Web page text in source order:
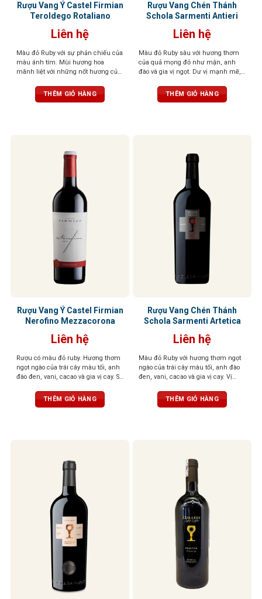
Rượu Vang Ý Castel Firmian
Teroldego Rotaliano
Liên hệ
Màu đỏ Ruby với sự phản chiếu của
màu ánh tím. Mùi hương hoa
mãnh liệt với những nốt hương của
dâu đen, quả mâm xôi
THÊM GIỎ HÀNG
Rượu Vang Chén Thánh
Schola Sarmenti Antieri
Liên hệ
Màu đỏ Ruby sâu với hương thơm
của quả mọng đỏ như mận, anh
đào và gia vị ngọt. Dư vị mạnh mẽ,
dẻo dai trên vòm miệng
THÊM GIỎ HÀNG
Rượu Vang Ý Castel Firmian
Nerofino Mezzacorona
Liên hệ
Rượu có màu đỏ ruby. Hương thơm
ngọt ngào của trái cây màu tối, anh
đào đen, vani, cacao và gia vị cay. Sự
cảm nhận tinh tế của trái cây và các
gia vị khác. Hậu vị phong phú,
THÊM GIỎ HÀNG
Rượu Vang Chén Thánh
Schola Sarmenti Artetica
Liên hệ
Màu đỏ Ruby với hương thơm ngọt
ngào của trái cây màu tối, anh đào
đen, vani, cacao và gia vị cay. Vị
tannin mịn và mượt, cân bằng,
thanh lịch
THÊM GIỎ HÀNG